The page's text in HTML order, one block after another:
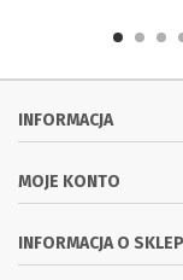
INFORMACJA
MOJE KONTO
INFORMACJA O